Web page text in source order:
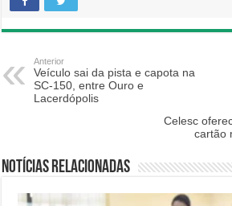
Anterior
Veículo sai da pista e capota na
SC-150, entre Ouro e
Lacerdópolis
Celesc
cartão
Notícias relacionadas